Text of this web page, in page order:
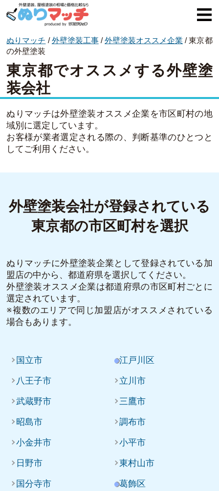
ぬりマッチとは
オススメ企業
費用と相場
外壁塗装
屋根塗装
ぬりマッチ /外壁塗装工事/外壁塗装オススメ企業 /東京都
の外壁塗装
東京都でオススメする外壁塗
装会社
ぬりマッチは外壁塗装オススメ企業を市区町村の地
域別に選定しています。
お客様が業者選定される際の、判断基準のひとつと
してご利用ください。
外壁塗装会社が登録されている
東京都の市区町村を選択
ぬりマッチに外壁塗装企業として登録されている加
盟店の中から、都道府県を選択してください。
外壁塗装オススメ企業は都道府県の市区町村ごとに
選定されています。
※複数のエリアで同じ加盟店がオススメされている
場合もあります。
国立市 江戸川区
八王子市 立川市
武蔵野市 三鷹市
昭島市 調布市
小金井市 小平市
日野市 東村山市
国分寺市 葛飾区